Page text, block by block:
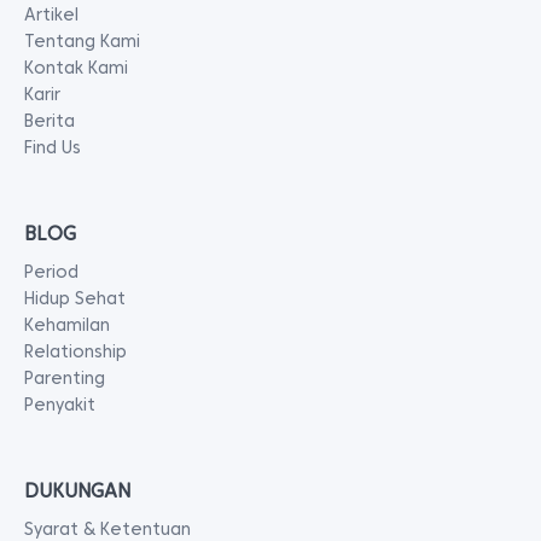
Artikel
Tentang Kami
Kontak Kami
Karir
Berita
Find Us
BLOG
Period
Hidup Sehat
Kehamilan
Relationship
Parenting
Penyakit
DUKUNGAN
Syarat & Ketentuan